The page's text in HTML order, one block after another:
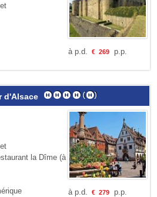
à p.d.
€ 269p.p.
d'Alsace
la Dîme (à
à p.d. € 279p.p.